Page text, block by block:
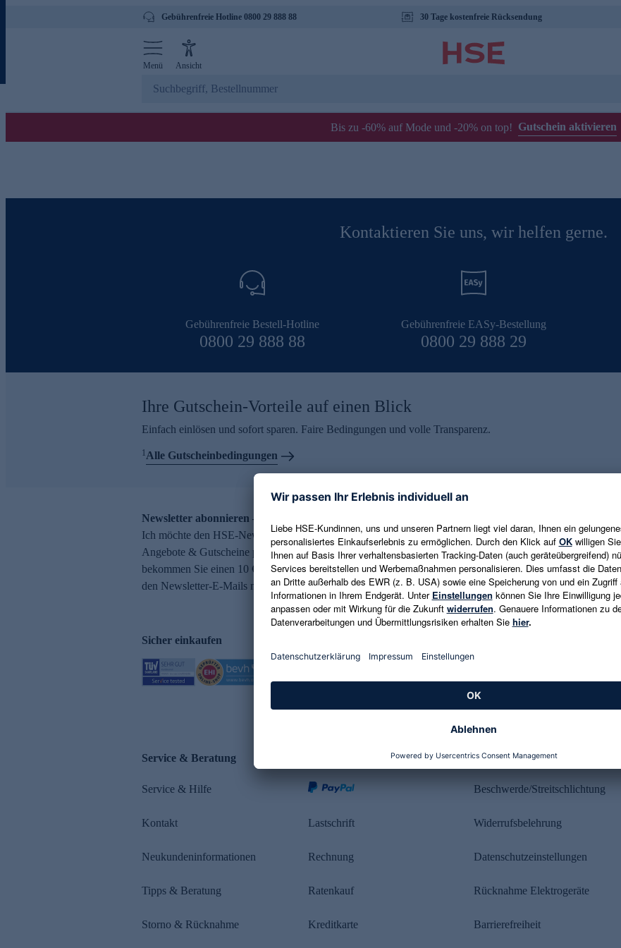
Gebührenfreie Hotline 0800 29 888 88 30 Tage kostenfreie Rücksendung
Menü Ansicht
Bis zu -60% auf Mode und -20% on top! Gutschein aktivieren
Kontaktieren Sie uns, wir helfen gerne.
Gebührenfreie Bestell-Hotline
0800 29 888 88
Gebührenfreie EASy-Bestellung
0800 29 888 29
Ihre Gutschein-Vorteile auf einen Blick
Einfach einlösen und sofort sparen. Faire Bedingungen und volle Transparenz.
1Alle Gutscheinbedingungen
Newsletter abonnieren – 10 € Gutschein erhalten
Ich möchte den HSE-Newsletter abonnieren und aktuelle Trends,
Angebote & Gutscheine per E-Mail erhalten. Als Dankeschön
bekommen Sie einen 10 € Gutschein. Eine Abmeldung ist jederzeit in
den Newsletter-E-Mails möglich.
E-Mail-Adresse eingeben
Es gelten die Datenschutzrichtlinien
Sicher einkaufen
Service & Beratung
Service & Hilfe
Kontakt
Neukundeninformationen
Tipps & Beratung
Storno & Rücknahme
Lastschrift
Rechnung
Ratenkauf
Kreditkarte
Rechtliches
Beschwerde/Streitschlichtung
Widerrufsbelehrung
Datenschutzeinstellungen
Rücknahme Elektrogeräte
Barrierefreiheit